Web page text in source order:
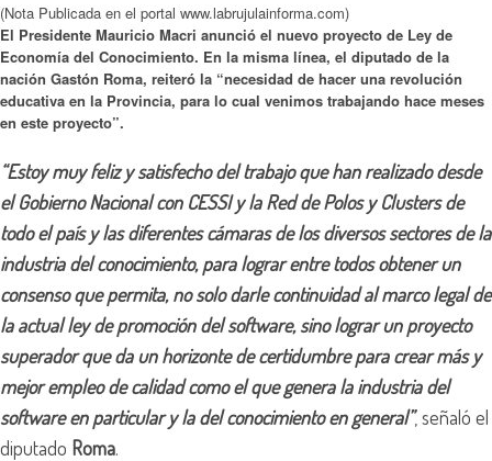
(Nota Publicada en el portal www.labrujulainforma.com)
El Presidente Mauricio Macri anunció el nuevo proyecto de Ley de
Economía del Conocimiento. En la misma línea, el diputado de la
nación Gastón Roma, reiteró la “necesidad de hacer una revolución
educativa en la Provincia, para lo cual venimos trabajando hace meses
en este proyecto”.
“Estoy muy feliz y satisfecho del trabajo que han realizado desde
el Gobierno Nacional con CESSI y la Red de Polos y Clusters de
todo el país y las diferentes cámaras de los diversos sectores de la
industria del conocimiento, para lograr entre todos obtener un
consenso que permita, no solo darle continuidad al marco legal de
la actual ley de promoción del software, sino lograr un proyecto
superador que da un horizonte de certidumbre para crear más y
mejor empleo de calidad como el que genera la industria del
software en particular y la del conocimiento en general”, señaló el
diputado Roma.